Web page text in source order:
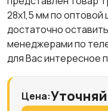
28x1,5 мм по оптовой
достаточно
менеджерами по
для Вас интересное
Цена: